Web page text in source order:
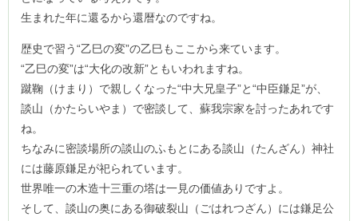
生まれた年に還るから還暦なのですね。
歴史で習う“乙巳の変”の乙巳もここから来ています。
“乙巳の変”は“大化の改新”ともいわれますね。
蹴鞠（けまり）で親しくなった“中大兄皇子”と“中臣鎌足”が、
談山（かたらいやま）で密談して、蘇我宗家を討ったあれです
ね。
ちなみに密談場所の談山のふもとにある談山（たんざん）神社
には藤原鎌足が祀られています。
世界唯一の木造十三重の塔は一見の価値ありですよ。
そして、談山の奥にある御破裂山（ごはれつざん）には鎌足公